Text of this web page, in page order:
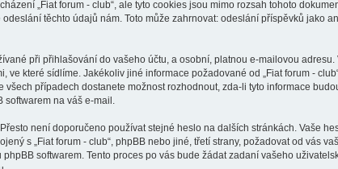
„Fiat forum - club“, ale tyto cookies jsou mimo rozsah tohoto
těchto údajů nám. Toto může zahrnovat: odeslání příspěvků jako
při přihlašování do vašeho účtu, a osobní, platnou e-mailovou adresu.
které sídlíme. Jakékoliv jiné informace požadované od „Fiat forum -
případech dostanete možnost rozhodnout, zda-li tyto informace
na váš e-mail.
není doporučeno používat stejné heslo na dalších stránkách. Vaše
s „Fiat forum - club“, phpBB nebo jiné, třetí strany, požadovat od vás
softwarem. Tento proces po vás bude žádat zadaní vašeho